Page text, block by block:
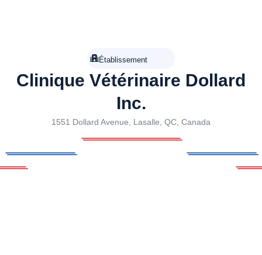
Établissement
Clinique Vétérinaire Dollard
Inc.
1551 Dollard Avenue, Lasalle, QC, Canada